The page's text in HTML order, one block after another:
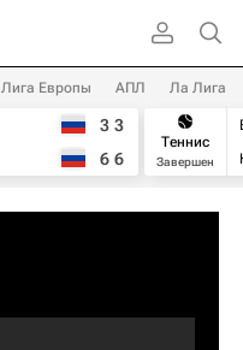
Лига Европы АПЛ Ла Лига
3 3
6 6
Теннис
Завершен